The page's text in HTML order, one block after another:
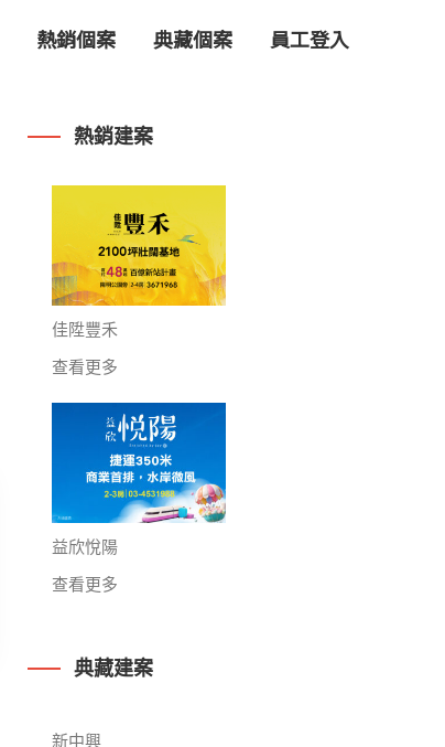
熱銷個案 典藏個案 員工登入
熱銷建案
佳陞豐禾
查看更多
益欣悅陽
查看更多
典藏建案
新中興